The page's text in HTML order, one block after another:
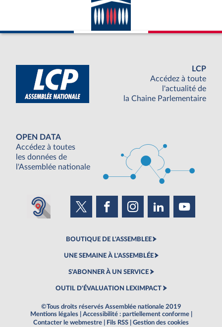
LCP
Accédez à toute
l'actualité de
la Chaine Parlementaire
OPEN DATA
Accédez à toutes
les données de
l'Assemblée nationale
BOUTIQUE DE L'ASSEMBLEE
UNE SEMAINE À L'ASSEMBLÉE
S'ABONNER À UN SERVICE
OUTIL D'ÉVALUATION LEXIMPACT
©Tous droits réservés Assemblée nationale 2019
Mentions légales
Accessibilité : partiellement conforme
Contacter le webmestre
Fils RSS Gestion des cookies